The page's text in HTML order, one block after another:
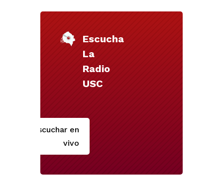
Escucha
La
Radio
USC
Escuchar en
vivo